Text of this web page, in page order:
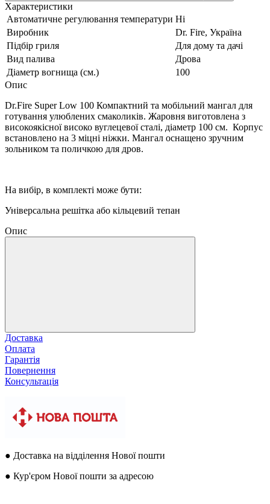
Характеристики
Автоматичне регулювання температури Ні
Виробник
Dr. Fire, Україна
Підбір гриля
Для дому та дачі
Вид палива
Дрова
Діаметр вогнища (см.)
100
Опис
Dr.Fire Super Low 100 Компактний та мобільний мангал для
готування улюблених смаколиків. Жаровня виготовлена з
високоякісної високо вуглецевої сталі, діаметр 100 см. Корпус
встановлено на 3 міцні ніжки. Мангал оснащено зручним
зольником та поличкою для дров.
На вибір, в комплекті може бути:
Універсальна решітка або кільцевий тепан
Опис
Доставка
Оплата
Гарантія
Повернення
Консультація
● Доставка на відділення Нової пошти
● Кур'єром Нової пошти за адресою